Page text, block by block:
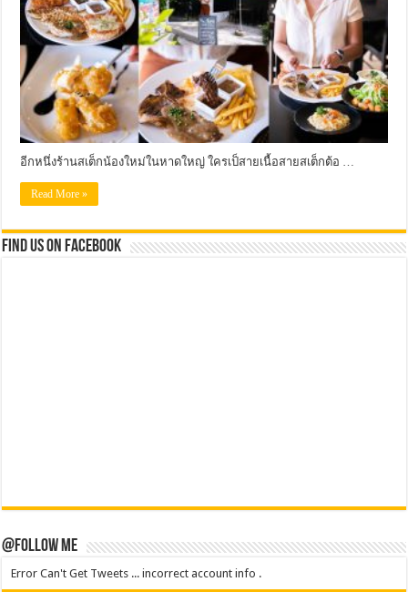
อีกหนึ่งร้านสเต็กน้องใหม่ในหาดใหญ่ ใครเป็สายเนื้อสายสเต็กต้อ …
Read More »
Find us on Facebook
@Follow Me
Error Can't Get Tweets ... incorrect account info .